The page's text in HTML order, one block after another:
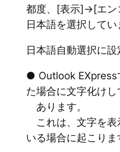
都度、[表示]→[エン
日本語を選択してい
日本語自動選択に設
● Outlook EXpress
た場合に文字化け
あります。
これは、文字を表
いる場合に起こりま